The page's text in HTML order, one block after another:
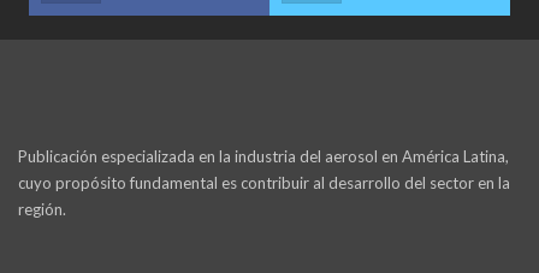
Publicación especializada en la industria del aerosol en América Latina,
cuyo propósito fundamental es contribuir al desarrollo del sector en la
región.